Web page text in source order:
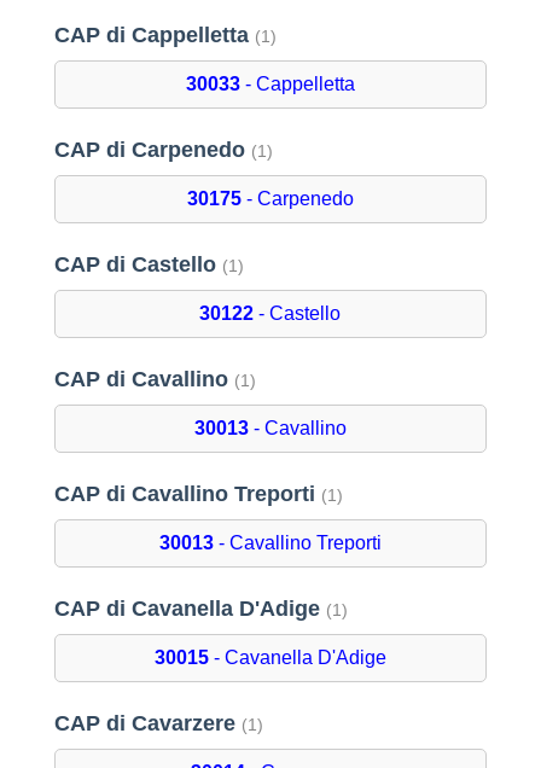
CAP di Cappelletta (1)
30033- Cappelletta
CAP di Carpenedo (1)
30175- Carpenedo
CAP di Castello (1)
30122 - Castello
CAP di Cavallino (1)
30013- Cavallino
CAP di Cavallino Treporti (1)
30013- Cavallino Treporti
CAP di Cavanella D'Adige (1)
30015- Cavanella D'Adige
CAP di Cavarzere (1)